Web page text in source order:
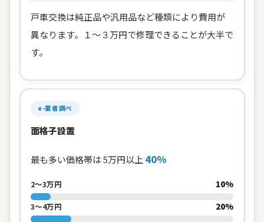
戸車交換は純正品や汎用品など種類により費用が
異なります。１～３万円で修理できることが大半で
す。
e-業者調べ
面格子設置
最も多い価格帯は 5万円以上 40%
2〜3万円 10%
3〜4万円 20%